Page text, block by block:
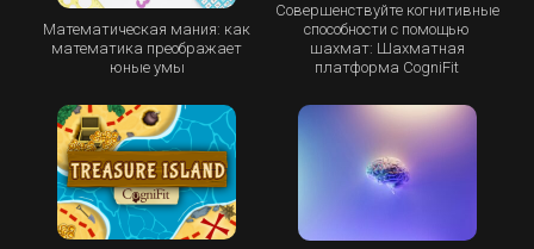
Математическая мания: как
математика преображает
юные умы
Совершенствуйте когнитивные
способности с помощью
шахмат: Шахматная
платформа CogniFit